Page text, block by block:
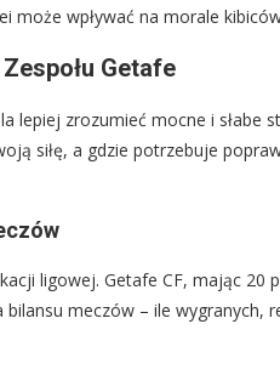
może wpływać na morale
Getafe
lepiej zrozumieć mocne i słabe
siłę, a gdzie potrzebuje
ligowej. Getafe CF, mając 20
meczów – ile wygranych,